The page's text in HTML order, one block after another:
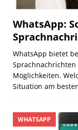
WhatsApp:
WhatsApp bietet
Möglichkeiten.
Situation am
WHATSAPP